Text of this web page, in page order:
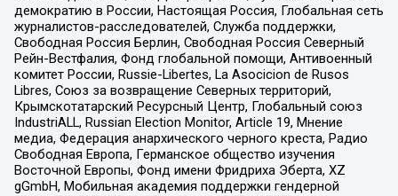
демократию в России, Настоящая Россия, Глобальная сеть
журналистов-расследователей, Служба поддержки,
Свободная Россия Берлин, Свободная Россия Северный
Рейн-Вестфалия, Фонд глобальной помощи, Антивоенный
комитет России, Russie-Libertes, La Asocicion de Rusos
Libres, Союз за возвращение Северных территорий,
Крымскотатарский Ресурсный Центр, Глобальный союз
IndustriALL, Russian Election Monitor, Article 19, Мнение
медиа, Федерация анархического черного креста, Радио
Свободная Европа, Германское общество изучения
Восточной Европы, Фонд имени Фридриха Эберта, XZ
gGmbH, Мобильная академия поддержки гендерной